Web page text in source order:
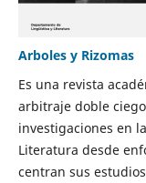
Arboles y Rizomas
Es una revista
arbitraje doble
investigaciones en
Literatura desde
centran sus